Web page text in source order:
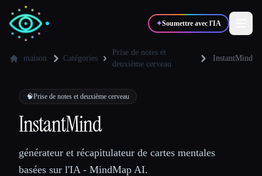
✦Soumettre avec l'IA
💻Développeurs
🎓Étudiants 🎬
maison Catégories
Prise de notes et
deuxième cerveau
InstantMind
🧠Prise de notes et deuxième cerveau
InstantMind
générateur et récapitulateur de cartes mentales
basées sur l'IA - MindMap AI.